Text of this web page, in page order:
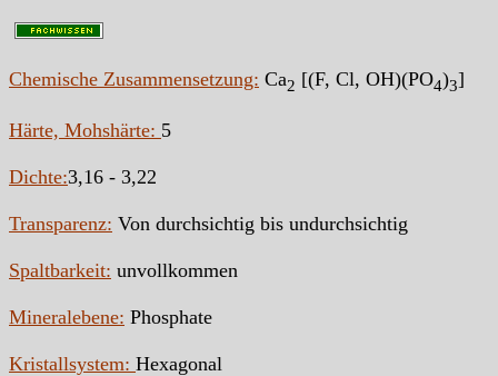
Chemische Zusammensetzung: Ca2 [(F, Cl, OH)(PO4)3]
Härte, Mohshärte: 5
Dichte:3,16 - 3,22
Transparenz: Von durchsichtig bis undurchsichtig
Spaltbarkeit: unvollkommen
Mineralebene: Phosphate
Kristallsystem: Hexagonal